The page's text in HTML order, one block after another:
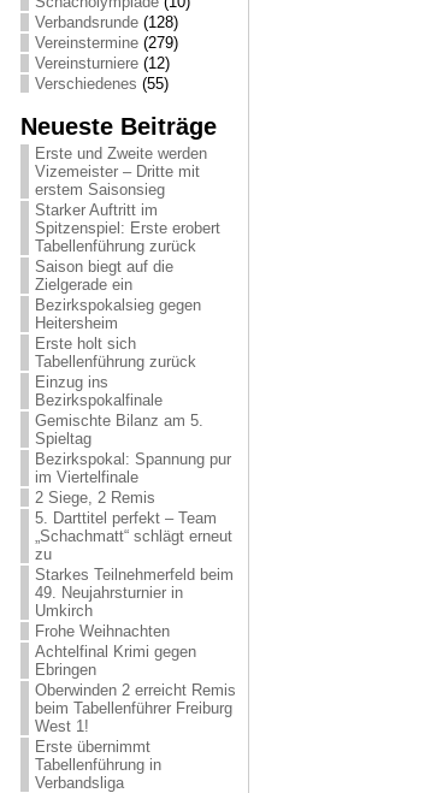
Verbandsrunde(128)
Vereinstermine(279)
Vereinsturniere(12)
Verschiedenes (55)
Neueste Beiträge
Erste und Zweite werden
Vizemeister – Dritte mit
erstem Saisonsieg
Starker Auftritt im
Spitzenspiel: Erste erobert
Tabellenführung zurück
Saison biegt auf die
Zielgerade ein
Bezirkspokalsieg gegen
Heitersheim
Erste holt sich
Tabellenführung zurück
Einzug ins
Bezirkspokalfinale
Gemischte Bilanz am 5.
Spieltag
Bezirkspokal: Spannung pur
im Viertelfinale
2 Siege, 2 Remis
5. Darttitel perfekt – Team
„Schachmatt“ schlägt erneut
zu
Starkes Teilnehmerfeld beim
49. Neujahrsturnier in
Umkirch
Frohe Weihnachten
Achtelfinal Krimi gegen
Ebringen
Oberwinden 2 erreicht Remis
beim Tabellenführer Freiburg
West 1!
Erste übernimmt
Tabellenführung in
Verbandsliga